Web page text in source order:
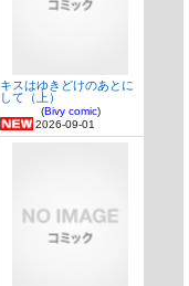
キスはゆきどけのあとに
して（上）
(Bivy comic)
2026-09-01